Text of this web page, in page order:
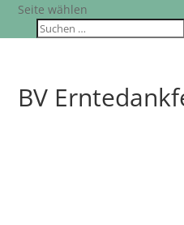
Seite wählen
BV